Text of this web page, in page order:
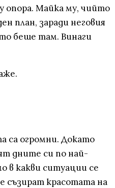
опора. Майка му, чийто
план, заради неговия
беше там. Винаги
са огромни. Докато
дните си по най-
в какви ситуации се
съзират красотата на